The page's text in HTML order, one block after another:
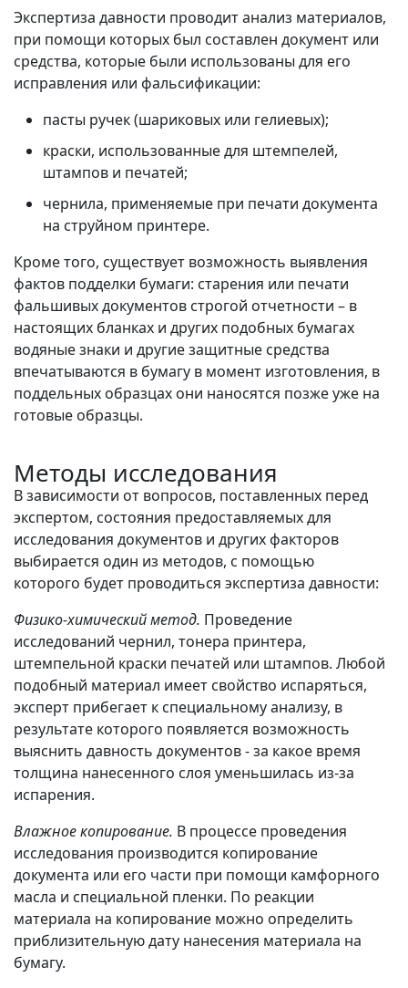
Экспертиза давности проводит анализ материалов,
при помощи которых был составлен документ или
средства, которые были использованы для его
исправления или фальсификации:
пасты ручек (шариковых или гелиевых);
краски, использованные для штемпелей,
штампов и печатей;
чернила, применяемые при печати документа
на струйном принтере.
Кроме того, существует возможность выявления
фактов подделки бумаги: старения или печати
фальшивых документов строгой отчетности – в
настоящих бланках и других подобных бумагах
водяные знаки и другие защитные средства
впечатываются в бумагу в момент изготовления, в
поддельных образцах они наносятся позже уже на
готовые образцы.
Методы исследования
В зависимости от вопросов, поставленных перед
экспертом, состояния предоставляемых для
исследования документов и других факторов
выбирается один из методов, с помощью
которого будет проводиться экспертиза давности:
Физико-химический метод. Проведение
исследований чернил, тонера принтера,
штемпельной краски печатей или штампов. Любой
подобный материал имеет свойство испаряться,
эксперт прибегает к специальному анализу, в
результате которого появляется возможность
выяснить давность документов - за какое время
толщина нанесенного слоя уменьшилась из-за
испарения.
Влажное копирование. В процессе проведения
исследования производится копирование
документа или его части при помощи камфорного
масла и специальной пленки. По реакции
материала на копирование можно определить
приблизительную дату нанесения материала на
бумагу.